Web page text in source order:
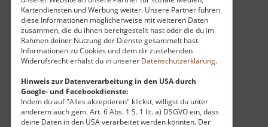
Kartendiensten und Werbung weiter. Unsere Partner führen
diese Informationen möglicherweise mit weiteren Daten
zusammen, die du ihnen bereitgestellt hast oder die du im
Rahmen deiner Nutzung der Dienste gesammelt hast.
Informationen zu Cookies und dem dir zustehenden
Widerufsrecht erhälst du in unserer Datenschutzerklärung.
Hinweis zur Datenverarbeitung in den USA durch
Google- und Facebookdienste:
Indem du auf "Alles akzeptieren" klickst, willigst du unter
anderem auch gem. Art. 6 Abs. 1 S. 1 lit. a) DSGVO ein, dass
deine Daten in den USA verarbeitet werden könnten. Der
Mittleres Erzgebirge
aktuell vom 23.07.2024 / Zugriffe: 15481
5 km vom aktuellen Standort
Nahe Thermalbad Wiesenbad am Fluss